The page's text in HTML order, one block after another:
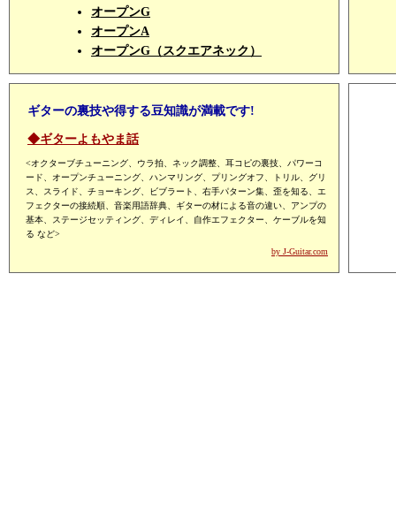
オープンG
オープンA
オープンG（スクエアネック）
ギターの裏技や得する豆知識が満載です!
◆ギターよもやま話
<オクターブチューニング、ウラ拍、ネック調整、耳コピの裏技、パワーコ
ード、オープンチューニング、ハンマリング、プリングオフ、トリル、グリ
ス、スライド、チョーキング、ビブラート、右手パターン集、歪を知る、エ
フェクターの接続順、音楽用語辞典、ギターの材による音の違い、アンプの
基本、ステージセッティング、ディレイ、自作エフェクター、ケーブルを知
る など>
by J-Guitar.com